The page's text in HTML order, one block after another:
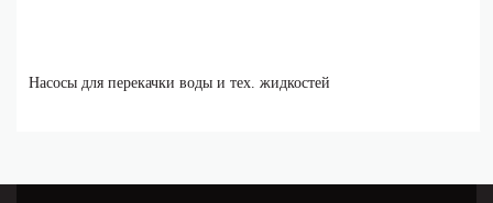
Насосы для перекачки воды и тех. жидкостей